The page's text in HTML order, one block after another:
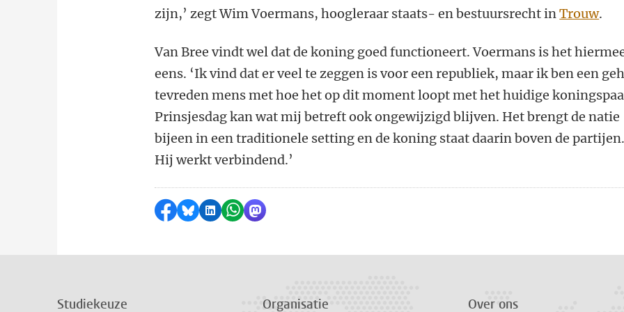
zijn,’ zegt Wim Voermans, hoogleraar staats- en bestuursrecht inTrouw.
Van Bree vindt wel dat de koning goed functioneert. Voermans is het
eens. ‘Ik vind dat er veel te zeggen is voor een republiek, maar ik ben een
tevreden mens met hoe het op dit moment loopt met het huidige
Prinsjesdag kan wat mij betreft ook ongewijzigd blijven. Het brengt de natie
bijeen in een traditionele setting en de koning staat daarin boven de partijen.
Hij werkt verbindend.’
Delen op Facebook
Delen via Bluesky
Delen op LinkedIn
Delen via WhatsApp
Delen via Mastodon
Studiekeuze Organisatie Over ons